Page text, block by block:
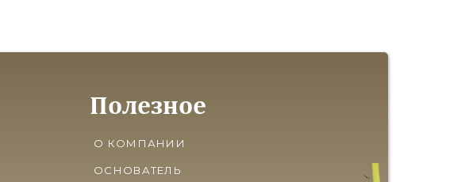
Полезное
О КОМПАНИИ
ОСНОВАТЕЛЬ